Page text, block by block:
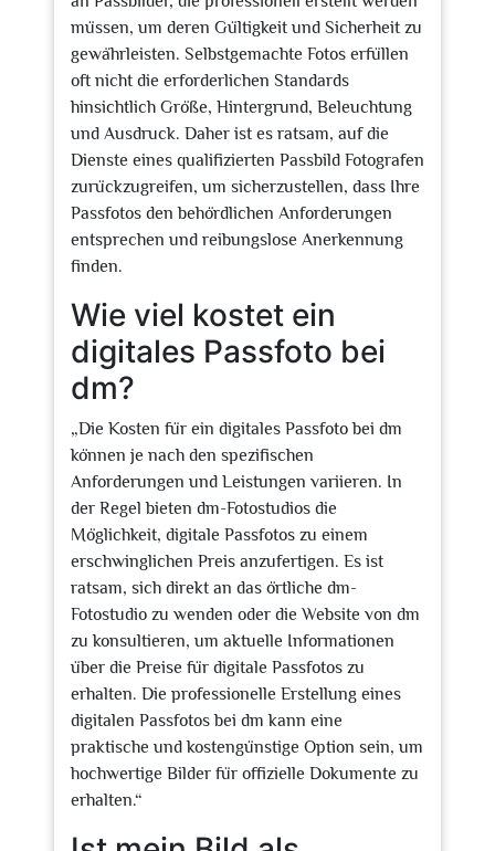
müssen, um deren Gültigkeit und Sicherheit zu
gewährleisten. Selbstgemachte Fotos erfüllen
oft nicht die erforderlichen Standards
hinsichtlich Größe, Hintergrund, Beleuchtung
und Ausdruck. Daher ist es ratsam, auf die
Dienste eines qualifizierten Passbild Fotografen
zurückzugreifen, um sicherzustellen, dass Ihre
Passfotos den behördlichen Anforderungen
entsprechen und reibungslose Anerkennung
finden.
Wie viel kostet ein
digitales Passfoto bei
dm?
„Die Kosten für ein digitales Passfoto bei dm
können je nach den spezifischen
Anforderungen und Leistungen variieren. In
der Regel bieten dm-Fotostudios die
Möglichkeit, digitale Passfotos zu einem
erschwinglichen Preis anzufertigen. Es ist
ratsam, sich direkt an das örtliche dm-
Fotostudio zu wenden oder die Website von dm
zu konsultieren, um aktuelle Informationen
über die Preise für digitale Passfotos zu
erhalten. Die professionelle Erstellung eines
digitalen Passfotos bei dm kann eine
praktische und kostengünstige Option sein, um
hochwertige Bilder für offizielle Dokumente zu
erhalten.“